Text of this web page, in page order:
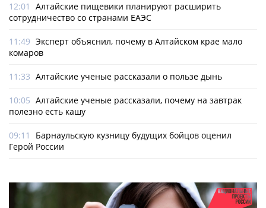
12:01
Алтайские пищевики планируют расширить
сотрудничество со странами ЕАЭС
11:49 Эксперт объяснил, почему в Алтайском крае мало
комаров
11:33 Алтайские ученые рассказали о пользе дынь
10:05 Алтайские ученые рассказали, почему на завтрак
полезно есть кашу
09:11
Барнаульскую кузницу будущих бойцов оценил
Герой России